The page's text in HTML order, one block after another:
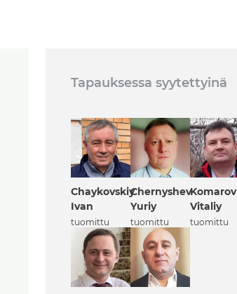
Tapauksessa syytettyinä
Chaykovskiy
Ivan
tuomittu
Chernyshev
Yuriy
tuomittu
Komarov
Vitaliy
tuomittu